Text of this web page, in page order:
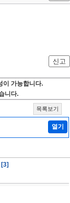
신고
이 가능합니다.
니다.
목록보기
열기
[3]